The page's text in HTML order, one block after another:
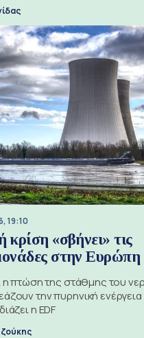
19:10
κρίση «σβήνει» τις
στην Ευρώπη
η πτώση της στάθμης του
την πυρηνική ενέργεια
η EDF